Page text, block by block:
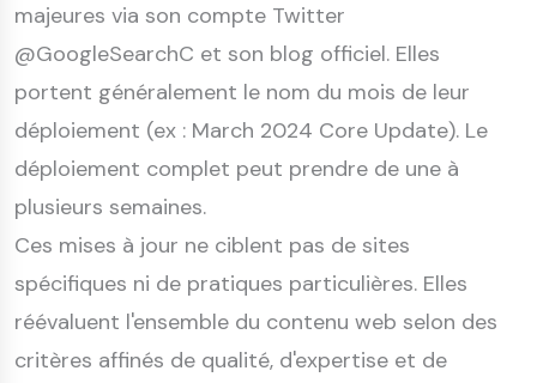
majeures via son compte Twitter
@GoogleSearchC et son blog officiel. Elles
portent généralement le nom du mois de leur
déploiement (ex : March 2024 Core Update). Le
déploiement complet peut prendre de une à
plusieurs semaines.
Ces mises à jour ne ciblent pas de sites
spécifiques ni de pratiques particulières. Elles
réévaluent l'ensemble du contenu web selon des
critères affinés de qualité, d'expertise et de